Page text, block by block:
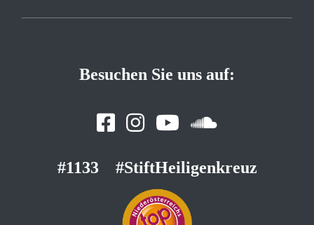
Besuchen Sie uns auf:
#1133 #StiftHeiligenkreuz